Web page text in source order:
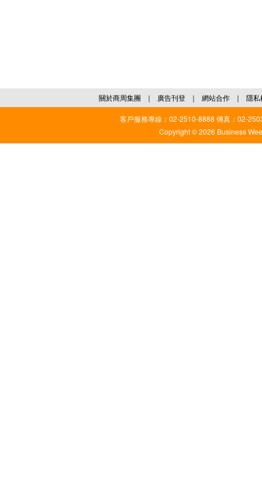
關於商周集團 ｜ 廣告刊登 ｜ 網站合作 ｜ 隱私
客戶服務專線：02-2510-8888 傳真：02-
Copyright © 2026 Business